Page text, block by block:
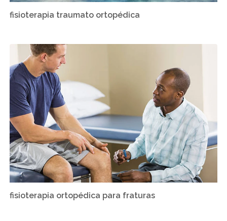
fisioterapia traumato ortopédica
fisioterapia ortopédica para fraturas